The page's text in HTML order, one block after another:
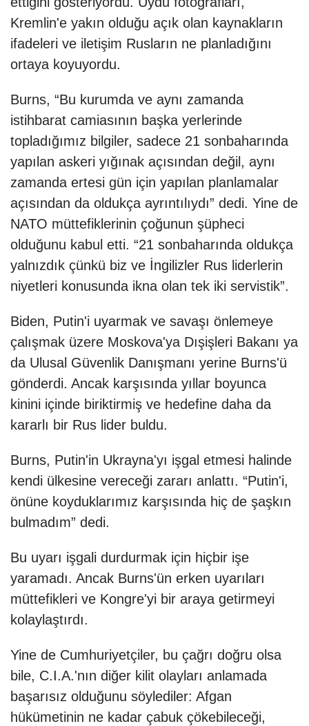
Kremlin'e yakın olduğu açık olan kaynakların
ifadeleri ve iletişim Rusların ne planladığını
ortaya koyuyordu.
Burns, “Bu kurumda ve aynı zamanda
istihbarat camiasının başka yerlerinde
topladığımız bilgiler, sadece 21 sonbaharında
yapılan askeri yığınak açısından değil, aynı
zamanda ertesi gün için yapılan planlamalar
açısından da oldukça ayrıntılıydı” dedi. Yine de
NATO müttefiklerinin çoğunun şüpheci
olduğunu kabul etti. “21 sonbaharında oldukça
yalnızdık çünkü biz ve İngilizler Rus liderlerin
niyetleri konusunda ikna olan tek iki servistik”.
Biden, Putin'i uyarmak ve savaşı önlemeye
çalışmak üzere Moskova'ya Dışişleri Bakanı ya
da Ulusal Güvenlik Danışmanı yerine Burns'ü
gönderdi. Ancak karşısında yıllar boyunca
kinini içinde biriktirmiş ve hedefine daha da
kararlı bir Rus lider buldu.
Burns, Putin'in Ukrayna'yı işgal etmesi halinde
kendi ülkesine vereceği zararı anlattı. “Putin'i,
önüne koyduklarımız karşısında hiç de şaşkın
bulmadım” dedi.
Bu uyarı işgali durdurmak için hiçbir işe
yaramadı. Ancak Burns'ün erken uyarıları
müttefikleri ve Kongre'yi bir araya getirmeyi
kolaylaştırdı.
Yine de Cumhuriyetçiler, bu çağrı doğru olsa
bile, C.I.A.'nın diğer kilit olayları anlamada
başarısız olduğunu söylediler: Afgan
hükümetinin ne kadar çabuk çökebileceği,